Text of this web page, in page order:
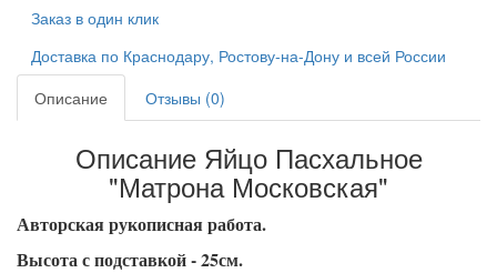
Заказ в один клик
Доставка по Краснодару, Ростову-на-Дону и всей России
Описание
Отзывы (0)
Описание Яйцо Пасхальное
"Матрона Московская"
Авторская рукописная работа.
Высота с подставкой - 25см.